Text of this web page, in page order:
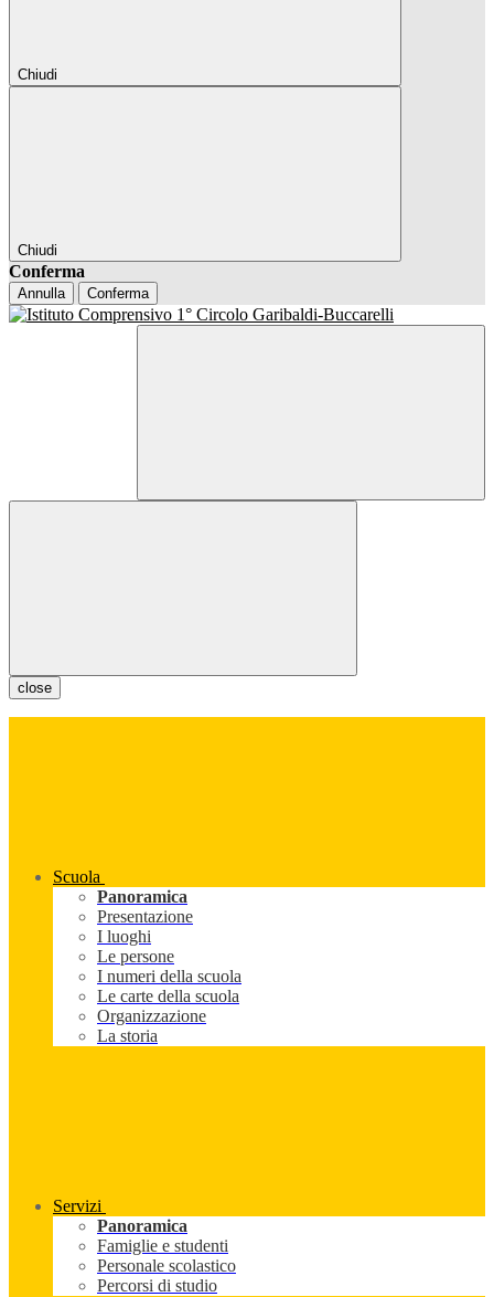
Chiudi
Chiudi
Conferma
Annulla Conferma
close
Scuola
Panoramica
Presentazione
I luoghi
Le persone
I numeri della scuola
Le carte della scuola
Organizzazione
La storia
Servizi
Panoramica
Famiglie e studenti
Personale scolastico
Percorsi di studio